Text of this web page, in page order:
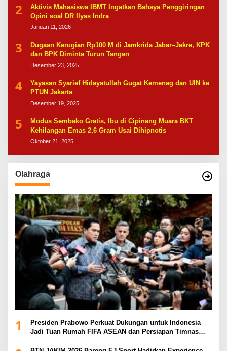
2
Aktivis Mahasiswa IBMT Ingatkan Bahaya Penggiringan
Opini soal DR Ilyas Indra
Januari 11, 2026
3
Dugaan Kerugian Rp100 M di Jamkrida Jabar–Jakre, KPK
dan BPK Diminta Turun Tangan
Desember 23, 2025
4
Yayasan Syarief Hidayatullah Gugat Kemenag dan UIN ke
PTUN Jakarta
Desember 19, 2025
5
Modus Sembako Gratis, Ibu di Cipinang Muara BKT
Kehilangan Emas 2,6 Gram Usai Dihipnotis
Oktober 21, 2025
Olahraga
1
Presiden Prabowo Perkuat Dukungan untuk Indonesia
Jadi Tuan Rumah FIFA ASEAN dan Persiapan Timnas